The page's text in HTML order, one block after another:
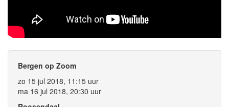
Bergen op Zoom
zo 15 jul 2018, 11:15 uur
ma 16 jul 2018, 20:30 uur